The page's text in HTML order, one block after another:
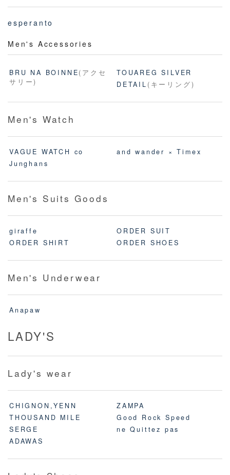
esperanto
Men's Accessories
BRU NA BOINNE(アクセ
サリー)
TOUAREG SILVER
DETAIL (キーリング)
Men's Watch
VAGUE WATCH co
and wander × Timex
Junghans
Men's Suits Goods
giraffe
ORDER SUIT
ORDER SHIRT
ORDER SHOES
Men's Underwear
Anapaw
LADY'S
Lady's wear
CHIGNON,YENN
ZAMPA
THOUSAND MILE
Good Rock Speed
SERGE
ne Quittez pas
ADAWAS